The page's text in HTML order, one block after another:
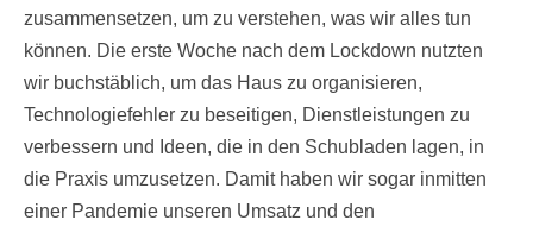
zusammensetzen, um zu verstehen, was wir alles tun
können. Die erste Woche nach dem Lockdown nutzten
wir buchstäblich, um das Haus zu organisieren,
Technologiefehler zu beseitigen, Dienstleistungen zu
verbessern und Ideen, die in den Schubladen lagen, in
die Praxis umzusetzen. Damit haben wir sogar inmitten
einer Pandemie unseren Umsatz und den